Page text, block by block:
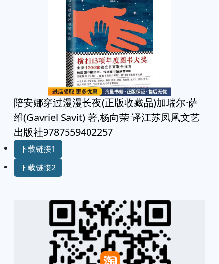
陪安娜穿过漫漫长夜(正版收藏品)加瑞尔·萨
维(Gavriel Savit) 著,杨向荣 译江苏凤凰文艺
出版社9787559402257
下载链接1
下载链接2